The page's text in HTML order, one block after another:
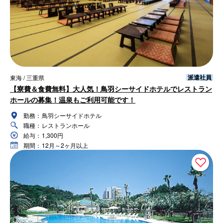
東海 / 三重県 派遣社員
【寮費＆食費無料】大人気！鳥羽シーサイドホテルでレストラン
ホールの募集！温泉もご利用可能です！
勤務： 鳥羽シーサイドホテル
職種： レストランホール
給与： 1,300円
期間： 12月～2ヶ月以上